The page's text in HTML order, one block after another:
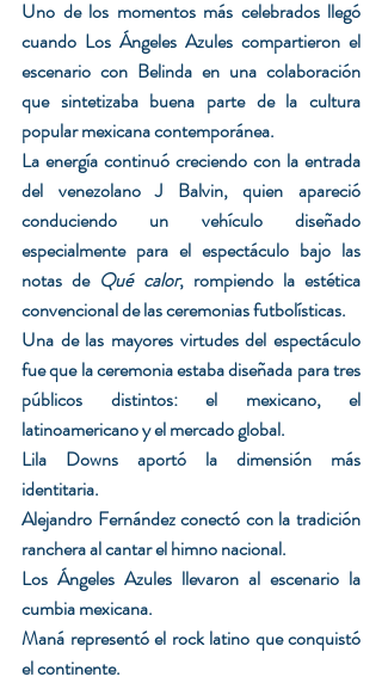
Uno de los momentos más celebrados llegó
cuando Los Ángeles Azules compartieron el
escenario con Belinda en una colaboración
que sintetizaba buena parte de la cultura
popular mexicana contemporánea.
La energía continuó creciendo con la entrada
del venezolano J Balvin, quien apareció
conduciendo un vehículo diseñado
especialmente para el espectáculo bajo las
notas de Qué calor, rompiendo la estética
convencional de las ceremonias futbolísticas.
Una de las mayores virtudes del espectáculo
fue que la ceremonia estaba diseñada para tres
públicos distintos: el mexicano, el
latinoamericano y el mercado global.
Lila Downs aportó la dimensión más
identitaria.
Alejandro Fernández conectó con la tradición
ranchera al cantar el himno nacional.
Los Ángeles Azules llevaron al escenario la
cumbia mexicana.
Maná representó el rock latino que conquistó
el continente.